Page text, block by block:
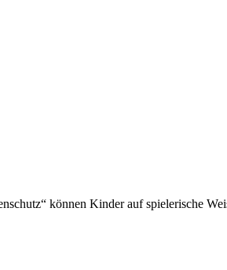
können Kinder auf spielerische